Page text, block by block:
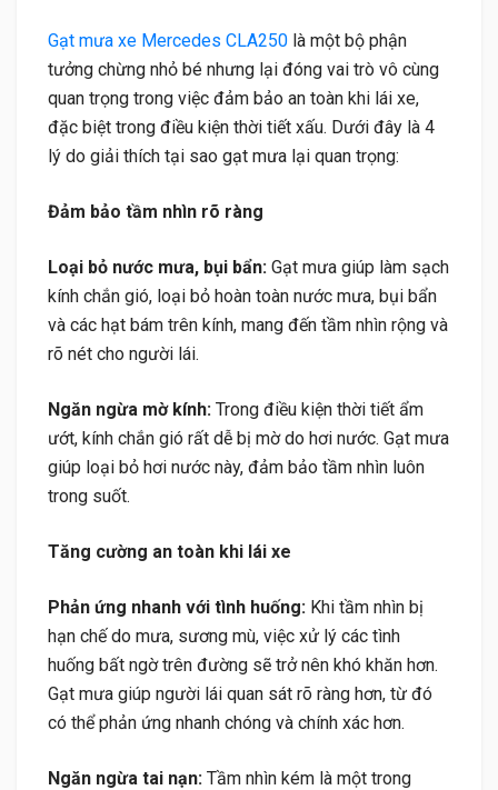
Gạt mưa xe Mercedes CLA250 là một bộ phận
tưởng chừng nhỏ bé nhưng lại đóng vai trò vô cùng
quan trọng trong việc đảm bảo an toàn khi lái xe,
đặc biệt trong điều kiện thời tiết xấu. Dưới đây là 4
lý do giải thích tại sao gạt mưa lại quan trọng:
Đảm bảo tầm nhìn rõ ràng
Loại bỏ nước mưa, bụi bẩn: Gạt mưa giúp làm sạch
kính chắn gió, loại bỏ hoàn toàn nước mưa, bụi bẩn
và các hạt bám trên kính, mang đến tầm nhìn rộng và
rõ nét cho người lái.
Ngăn ngừa mờ kính: Trong điều kiện thời tiết ẩm
ướt, kính chắn gió rất dễ bị mờ do hơi nước. Gạt mưa
giúp loại bỏ hơi nước này, đảm bảo tầm nhìn luôn
trong suốt.
Tăng cường an toàn khi lái xe
Phản ứng nhanh với tình huống: Khi tầm nhìn bị
hạn chế do mưa, sương mù, việc xử lý các tình
huống bất ngờ trên đường sẽ trở nên khó khăn hơn.
Gạt mưa giúp người lái quan sát rõ ràng hơn, từ đó
có thể phản ứng nhanh chóng và chính xác hơn.
Ngăn ngừa tai nạn: Tầm nhìn kém là một trong